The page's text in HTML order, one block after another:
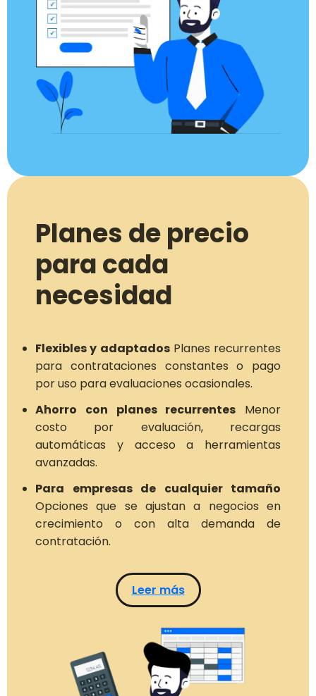
Planes de precio
para cada
necesidad
Flexibles y adaptadosPlanes recurrentes
para contrataciones constantes o pago
por uso para evaluaciones ocasionales.
Ahorro con planes recurrentes Menor
costo por evaluación, recargas
automáticas y acceso a herramientas
avanzadas.
Para empresas de cualquier tamaño
Opciones que se ajustan a negocios en
crecimiento o con alta demanda de
contratación.
Leer más